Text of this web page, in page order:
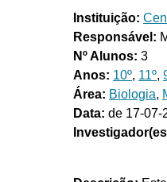
Instituição:
Responsável:
Nº Alunos: 3
Anos: 10º, 11º,
Área: Biologia,
Data: de 17-07-